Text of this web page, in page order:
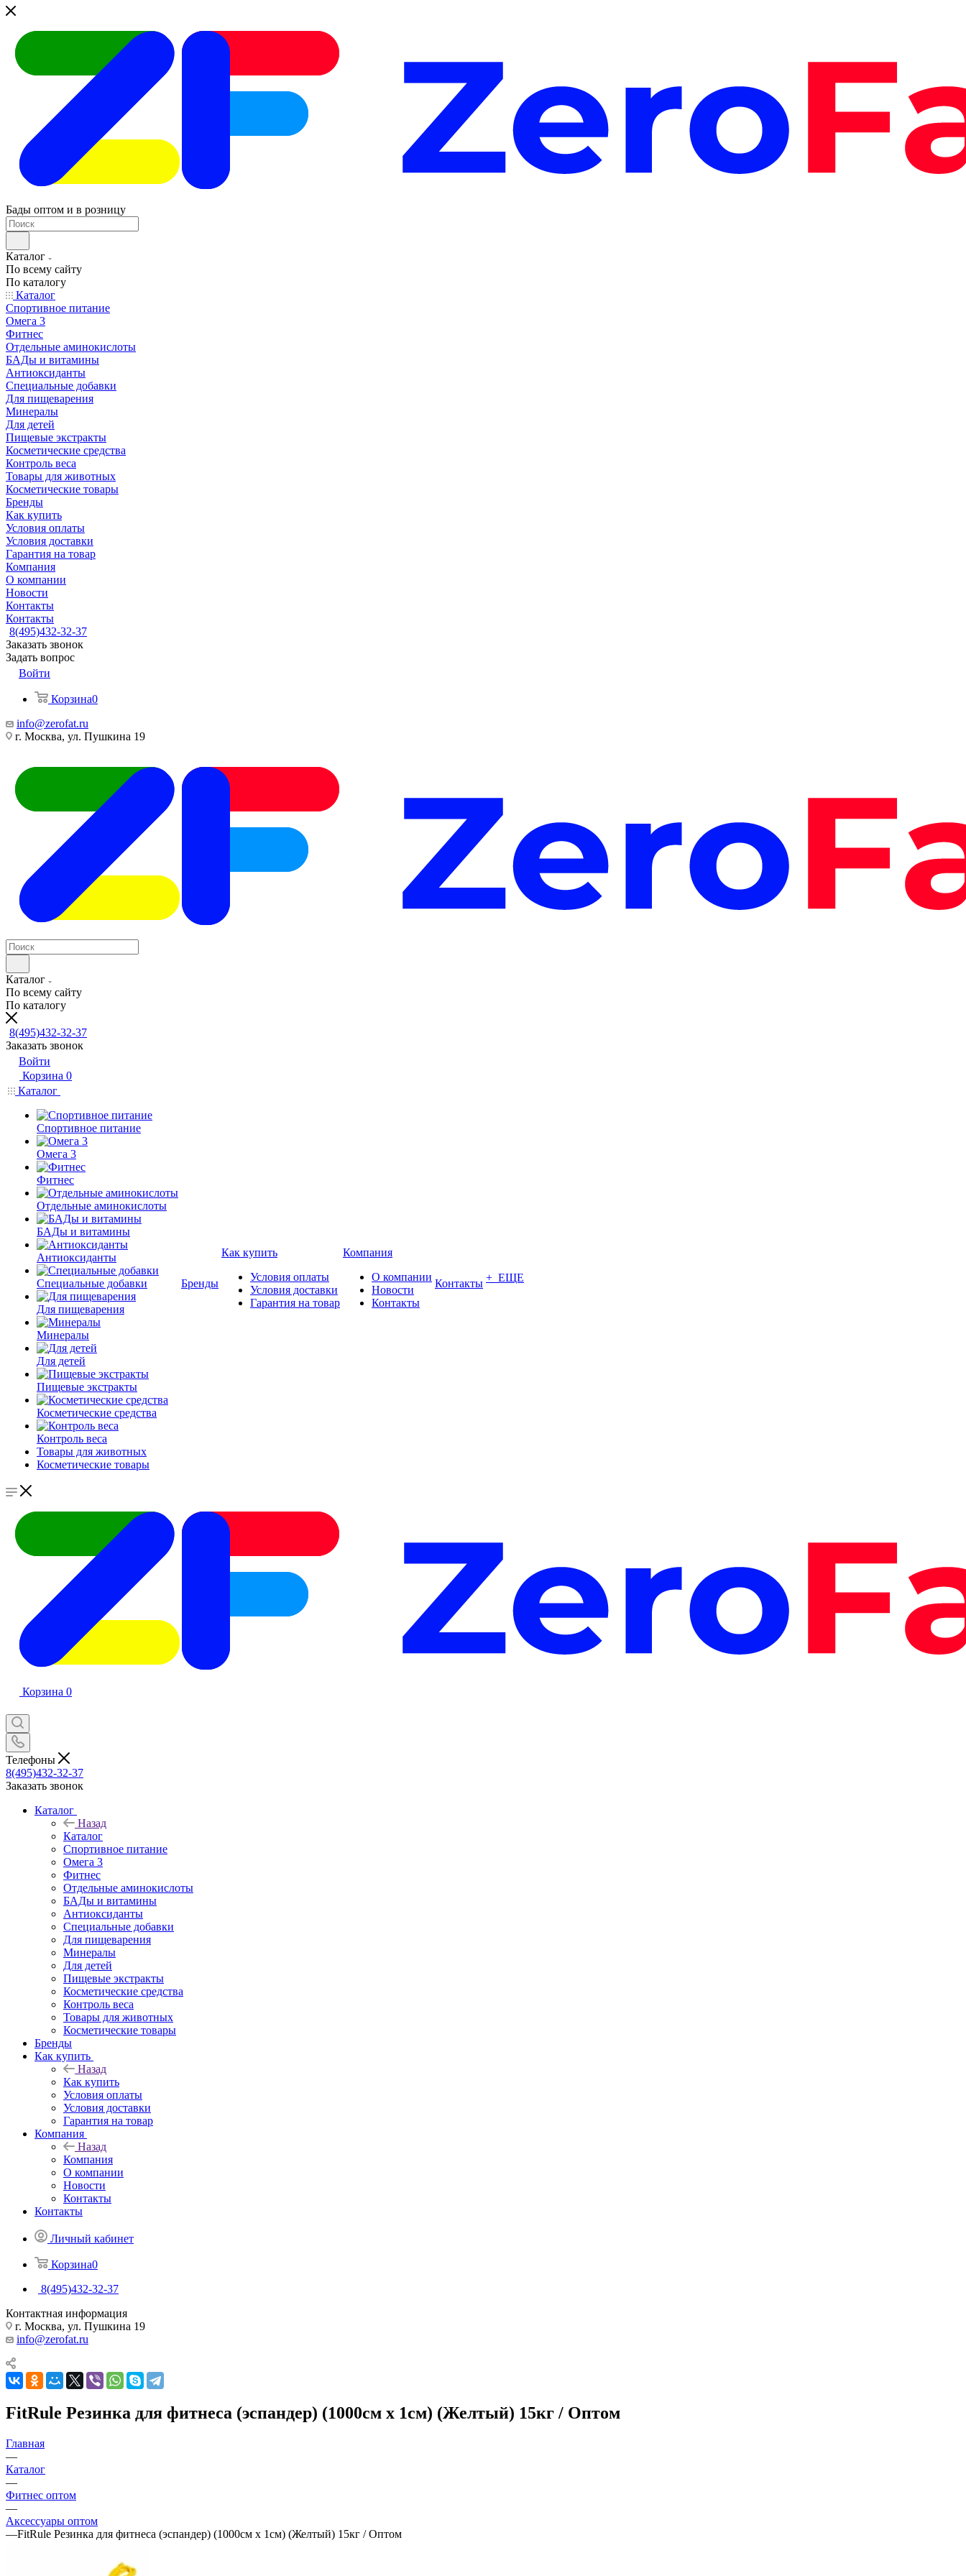
Бады оптом и в розницу
Каталог
По всему сайту
По каталогу
Каталог
Спортивное питание
Омега 3
Фитнес
Отдельные аминокислоты
БАДы и витамины
Антиоксиданты
Специальные добавки
Для пищеварения
Минералы
Для детей
Пищевые экстракты
Косметические средства
Контроль веса
Товары для животных
Косметические товары
Бренды
Как купить
Условия оплаты
Условия доставки
Гарантия на товар
Компания
О компании
Новости
Контакты
Контакты
8(495)432-32-37
Заказать звонок
Задать вопрос
Войти
Корзина0
info@zerofat.ru
г. Москва, ул. Пушкина 19
Каталог
По всему сайту
По каталогу
8(495)432-32-37
Заказать звонок
Войти
Корзина 0
Каталог
Спортивное питание
Омега 3
Фитнес
Отдельные аминокислоты
БАДы и витамины
Антиоксиданты
Специальные добавки
Для пищеварения
Минералы
Для детей
Пищевые экстракты
Косметические средства
Контроль веса
Товары для животных
Косметические товары
Бренды
Как купить
Условия оплаты
Условия доставки
Гарантия на товар
Компания
О компании
Новости
Контакты
Контакты + ЕЩЕ
Корзина 0
Телефоны
8(495)432-32-37
Заказать звонок
Каталог
Назад
Каталог
Спортивное питание
Омега 3
Фитнес
Отдельные аминокислоты
БАДы и витамины
Антиоксиданты
Специальные добавки
Для пищеварения
Минералы
Для детей
Пищевые экстракты
Косметические средства
Контроль веса
Товары для животных
Косметические товары
Бренды
Как купить
Назад
Как купить
Условия оплаты
Условия доставки
Гарантия на товар
Компания
Назад
Компания
О компании
Новости
Контакты
Контакты
Личный кабинет
Корзина0
8(495)432-32-37
Контактная информация
г. Москва, ул. Пушкина 19
info@zerofat.ru
FitRule Резинка для фитнеса (эспандер) (1000см х 1см) (Желтый) 15кг / Оптом
Главная
—
Каталог
—
Фитнес оптом
—
Аксессуары оптом
—FitRule Резинка для фитнеса (эспандер) (1000см х 1см) (Желтый) 15кг / Оптом